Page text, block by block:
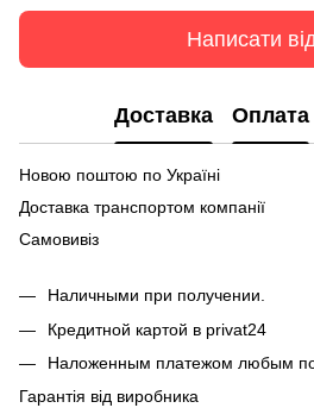
Написати
Доставка Оплата
Новою поштою по Україні
Доставка транспортом компанії
Самовивіз
Наличными при получении.
Кредитной картой в privat24
Наложенным платежом любым
Гарантія від виробника